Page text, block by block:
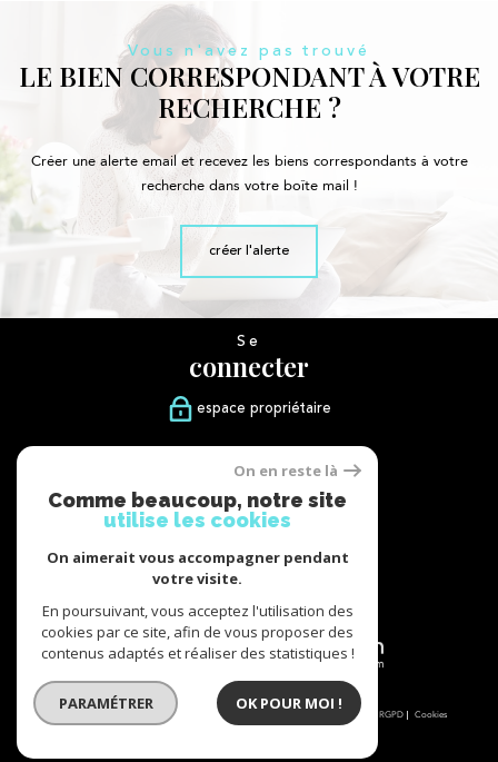
Vous n'avez pas trouvé
LE BIEN CORRESPONDANT À VOTRE
RECHERCHE ?
Créer une alerte email et recevez les biens correspondants à votre
recherche dans votre boîte mail !
créer l'alerte
Se
connecter
espace propriétaire
suivre
Nous
adhérons
© 2026 | Tous droits réservés | Traduction powered by Google |
Mentions légales Politique RGPD Cookies
On en reste là
Comme beaucoup, notre site
utilise les cookies
On aimerait vous accompagner pendant
votre visite.
En poursuivant, vous acceptez l'utilisation des
cookies par ce site, afin de vous proposer des
contenus adaptés et réaliser des statistiques !
PARAMÉTRER OK POUR MOI !